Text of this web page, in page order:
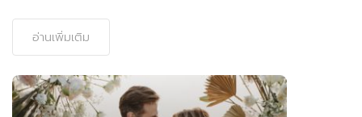
อ่านเพิ่มเติม